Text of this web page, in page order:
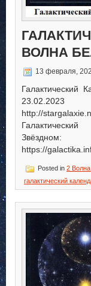
ВОЛНА
13 февраля,
Галактический
http://
Звёздном:
https://
Posted in 2
галактический